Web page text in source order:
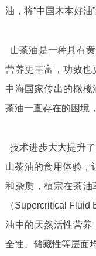
油，将“中国木本好油
山茶油是一种具有
营养更丰富，功效也
中海国家传出的橄
茶油一直存在的困境
技术进步大大提升
山茶油的食用体验，
和杂质，植宗在茶
（Supercritical
油中的天然活性营养
全性、储藏性等层面